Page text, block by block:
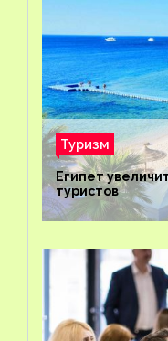
Туризм
Египет
туристов